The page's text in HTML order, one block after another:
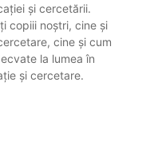
și cercetării.
copiii noștri, cine și
cine și cum
la lumea în
și cercetare.